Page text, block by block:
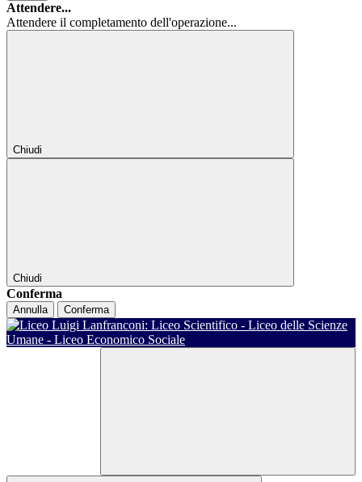
Attendere...
Attendere il completamento dell'operazione...
Chiudi
Chiudi
Conferma
Annulla Conferma